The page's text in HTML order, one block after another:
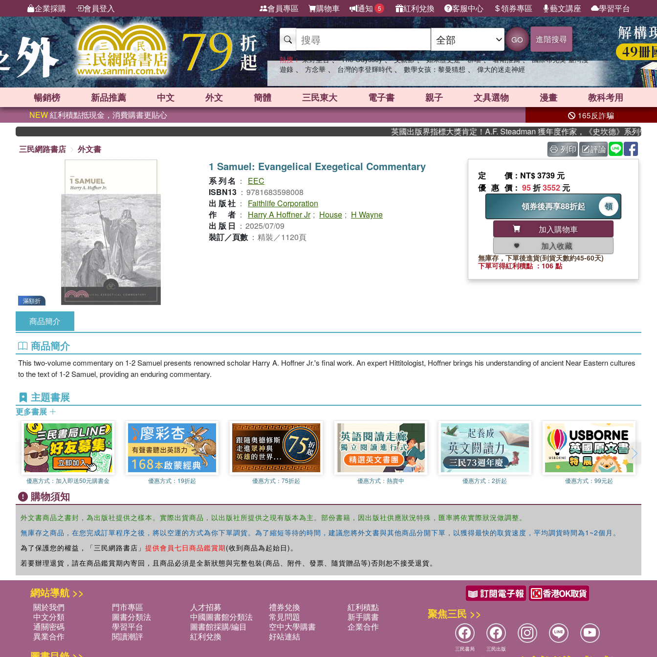
企業採購 會員登入 會員專區 購物車 通知 5 紅利兌換 客服中心 領券專區 藝文講座 學習平台
GO 進階搜尋
熱搜： 東野圭吾 、 The Odyssey 、 父親節 、 如果歷史是一群喵 、 暑期推薦 、 國際布克獎 臺灣漫
遊錄 、 方念華 、 台灣的李登輝時代 、 數學女孩：黎曼猜想 、 偉大的迷走神經
暢銷榜 新品推薦 中文 外文 簡體 三民東大 電子書 親子 文具選物 漫畫 教科考用
NEW紅利積點抵現金，消費購書更貼心 165反詐騙
英國出版界指標大獎肯定！A.F. Steadman 獲年度作家，《史坎德》系列帶你踏
三民網路書店
外文書 列印 評論
滿額折
1 Samuel: Evangelical Exegetical Commentary
系列名 ：
EEC
ISBN13 ： 9781683598008
出版社 ：
Faithlife Corporation
作者 ： Harry A Hoffner Jr ; House ; H Wayne
出版日 ： 2025/07/09
裝訂／頁數 ： 精裝／1120頁
定價 ：NT$ 3739 元
優惠價 ： 95折3552 元
領券後再享88折起
領
加入購物車
加入收藏
無庫存，下單後進貨(到貨天數約45-60天)
下單可得紅利積點 ：106 點
商品簡介
商品簡介
This two-volume commentary on 1-2 Samuel presents renowned scholar Harry A. Hoffner Jr.'s final work. An expert Hittitologist, Hoffner brings his understanding of ancient Near Eastern cultures
to the text of 1-2 Samuel, providing an enduring commentary.
主題書展
更多書展
優惠方式： 加入即送50元購書金 優惠方式： 19折起 優惠方式：75折起 優惠方式： 熱賣中 優惠方式：2折起 優惠方式：99元起
購物須知
外文書商品之書封，為出版社提供之樣本。實際出貨商品，以出版社所提供之現有版本為主。部份書籍，因出版社供應狀況特殊，匯率將依實際狀況做調整。
無庫存之商品，在您完成訂單程序之後，將以空運的方式為你下單調貨。為了縮短等待的時間，建議您將外文書與其他商品分開下單，以獲得最快的取貨速度，平均調貨時間為1~2個月。
為了保護您的權益，「三民網路書店」 提供會員七日商品鑑賞期(收到商品為起始日)。
若要辦理退貨，請在商品鑑賞期內寄回，且商品必須是全新狀態與完整包裝(商品、附件、發票、隨貨贈品等)否則恕不接受退貨。
網站導航 >>
關於我們 門市專區 人才招募 禮券兌換
紅利積點
中文分類
圖書分類法 中國圖書館分類法 常見問題
新手購書
通關密碼
學習平台 圖書館採購/編目 空中大學購書
企業合作
異業合作
閱讀潮評 紅利兌換 好站連結
聚焦三民 >>
三民書局 三民出版